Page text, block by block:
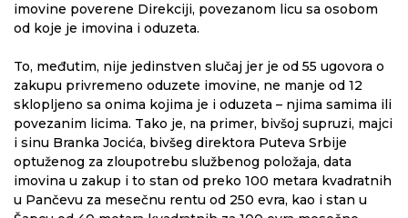
imovine poverene Direkciji, povezanom licu sa osobom
od koje je imovina i oduzeta.
To, međutim, nije jedinstven slučaj jer je od 55 ugovora o
zakupu privremeno oduzete imovine, ne manje od 12
sklopljeno sa onima kojima je i oduzeta – njima samima ili
povezanim licima. Tako je, na primer, bivšoj supruzi, majci
i sinu Branka Jocića, bivšeg direktora Puteva Srbije
optuženog za zloupotrebu službenog položaja, data
imovina u zakup i to stan od preko 100 metara kvadratnih
u Pančevu za mesečnu rentu od 250 evra, kao i stan u